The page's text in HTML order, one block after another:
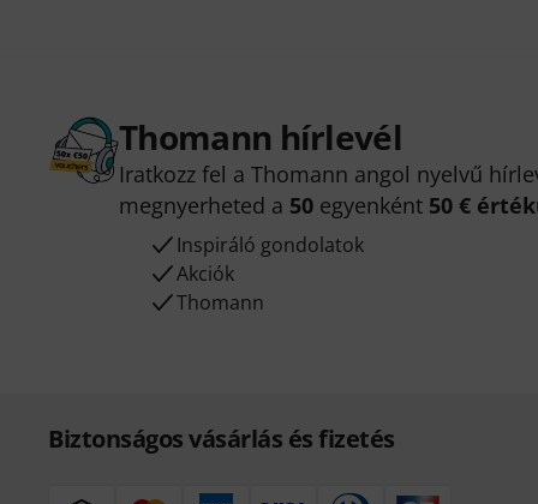
Thomann hírlevél
Iratkozz fel a Thomann angol nyelvű
megnyerheted a 50 egyenként 50 €
Inspiráló gondolatok
Akciók
Thomann
Biztonságos vásárlás és fizetés